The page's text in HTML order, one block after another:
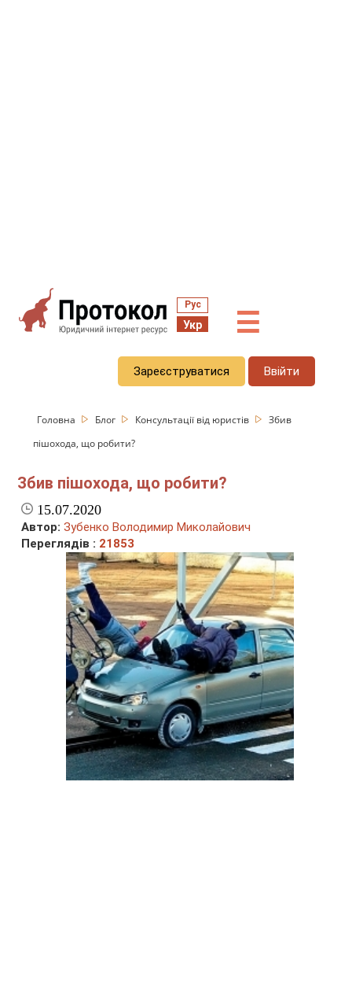
Рус
Укр ☰
Зареєструватися Ввійти
Головна Блог Консультації від юристів
Збив
пішохода, що робити?
Збив пішохода, що робити?
15.07.2020
Автор: Зубенко Володимир Миколайович
Переглядів : 21853